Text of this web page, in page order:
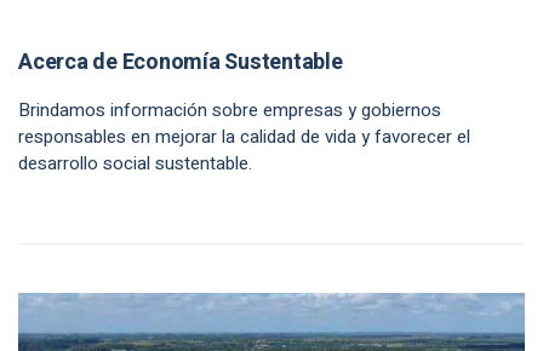
Acerca de Economía Sustentable
Brindamos información sobre empresas y gobiernos
responsables en mejorar la calidad de vida y favorecer el
desarrollo social sustentable.